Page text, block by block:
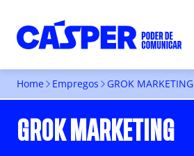
Home Empregos GROK MARKETING
GROK MARKETING